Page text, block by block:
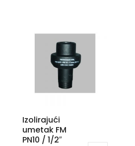
Izolirajući
umetak FM
PN10 / 1/2″